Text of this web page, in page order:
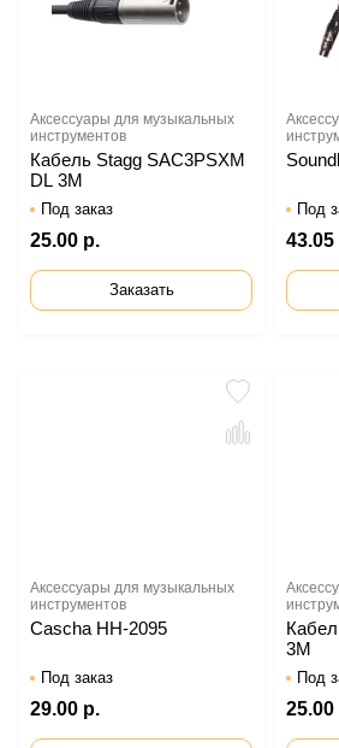
Аксессуары для музыкальных
инструментов
Кабель Stagg SAC3PSXM
DL 3M
Под заказ
25.00 р.
Заказать
Под
43.05
Аксессуары для музыкальных
инструментов
Cascha HH-2095
Под заказ
29.00 р.
3M
Под
25.00